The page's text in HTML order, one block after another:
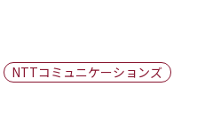
棋王戦
NTTコミュニケーションズ